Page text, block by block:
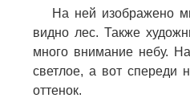
На ней изображено
видно лес. Также
много внимание небу.
светлое, а вот спереди
оттенок.